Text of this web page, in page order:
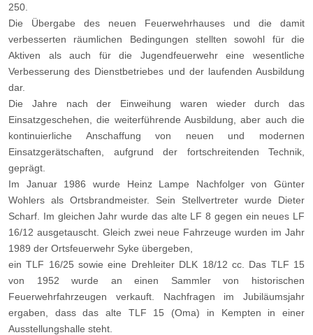
250.
Die Übergabe des neuen Feuerwehrhauses und die damit
verbesserten räumlichen Bedingungen stellten sowohl für die
Aktiven als auch für die Jugendfeuerwehr eine wesentliche
Verbesserung des Dienstbetriebes und der laufenden Ausbildung
dar.
Die Jahre nach der Einweihung waren wieder durch das
Einsatzgeschehen, die weiterführende Ausbildung, aber auch die
kontinuierliche Anschaffung von neuen und modernen
Einsatzgerätschaften, aufgrund der fortschreitenden Technik,
geprägt.
Im Januar 1986 wurde Heinz Lampe Nachfolger von Günter
Wohlers als Ortsbrandmeister. Sein Stellvertreter wurde Dieter
Scharf. Im gleichen Jahr wurde das alte LF 8 gegen ein neues LF
16/12 ausgetauscht. Gleich zwei neue Fahrzeuge wurden im Jahr
1989 der Ortsfeuerwehr Syke übergeben,
ein TLF 16/25 sowie eine Drehleiter DLK 18/12 cc. Das TLF 15
von 1952 wurde an einen Sammler von historischen
Feuerwehrfahrzeugen verkauft. Nachfragen im Jubiläumsjahr
ergaben, dass das alte TLF 15 (Oma) in Kempten in einer
Ausstellungshalle steht.